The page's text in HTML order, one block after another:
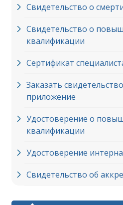
Свидетельство о
Свидетельство о
квалификации
Сертификат
Заказать
приложение
Удостоверение о
квалификации
Удостоверение
Свидетельство об